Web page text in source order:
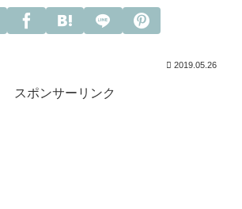
2019.05.26
スポンサーリンク